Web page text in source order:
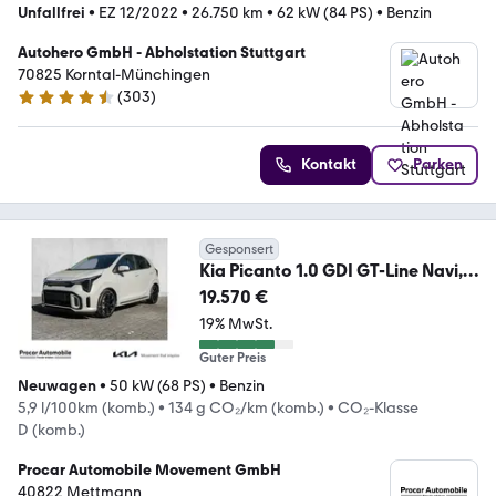
Unfallfrei • EZ 12/2022 • 26.750 km • 62 kW (84 PS) • Benzin
Autohero GmbH - Abholstation Stuttgart
70825 Korntal-Münchingen
4.4 Sterne
(303)
Kontakt Parken
Gesponsert
Kia Picanto 1.0 GDI GT-Line Navi,
Kamera, Sitzheizun
19.570 €
19% MwSt.
Guter Preis
Neuwagen• 50 kW (68 PS) • Benzin
5,9 l/100km (komb.) • 134 g CO₂/km (komb.) • CO₂-Klasse
D (komb.)
Procar Automobile Movement GmbH
40822 Mettmann